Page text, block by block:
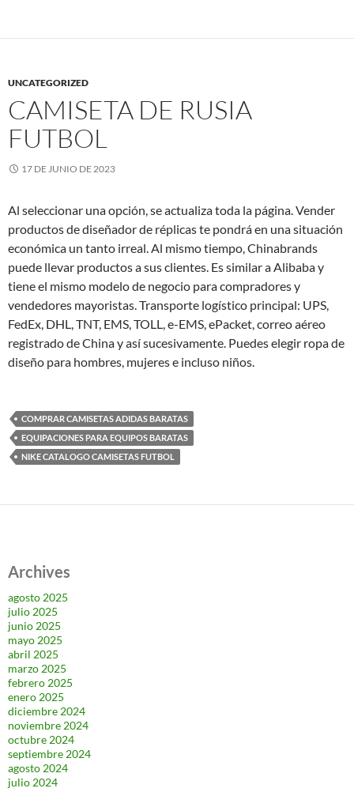
UNCATEGORIZED
CAMISETA DE RUSIA
FUTBOL
17 DE JUNIO DE 2023
Al seleccionar una opción, se actualiza toda la página. Vender
productos de diseñador de réplicas te pondrá en una situación
económica un tanto irreal. Al mismo tiempo, Chinabrands
puede llevar productos a sus clientes. Es similar a Alibaba y
tiene el mismo modelo de negocio para compradores y
vendedores mayoristas. Transporte logístico principal: UPS,
FedEx, DHL, TNT, EMS, TOLL, e-EMS, ePacket, correo aéreo
registrado de China y así sucesivamente. Puedes elegir ropa de
diseño para hombres, mujeres e incluso niños.
COMPRAR CAMISETAS ADIDAS BARATAS
EQUIPACIONES PARA EQUIPOS BARATAS
NIKE CATALOGO CAMISETAS FUTBOL
Archives
agosto 2025
julio 2025
junio 2025
mayo 2025
abril 2025
marzo 2025
febrero 2025
enero 2025
diciembre 2024
noviembre 2024
octubre 2024
septiembre 2024
agosto 2024
julio 2024